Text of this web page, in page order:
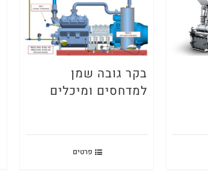
בקר גובה שמן
למדחסים ומיכלים
פרטים